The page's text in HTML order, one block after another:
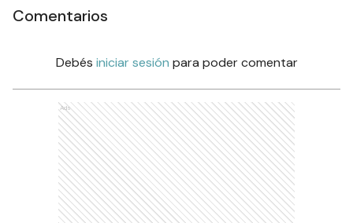
Comentarios
Debés iniciar sesión para poder comentar
Ads